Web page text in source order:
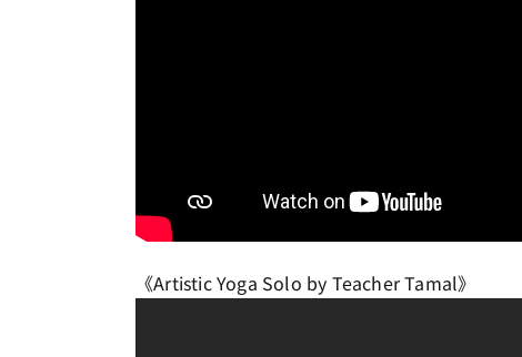
《‪‎Artistic Yoga Solo by Teacher Tamal‬》